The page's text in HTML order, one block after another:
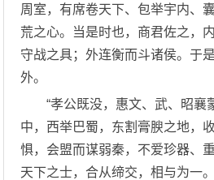
周室，有席卷天下、包举宇内、
荒之心。当是时也，商君佐之，
守战之具；外连衡而斗诸侯。于
外。
“孝公既没，惠文、武、昭襄
中，西举巴蜀，东割膏腴之地，
惧，会盟而谋弱秦，不爱珍器、
天下之士，合从缔交，相与为一